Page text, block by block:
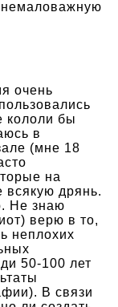
очень
кололи бы
в
(мне 18
на
всякую дрянь.
Не знаю
верю в то,
неплохих
50-100 лет
В связи